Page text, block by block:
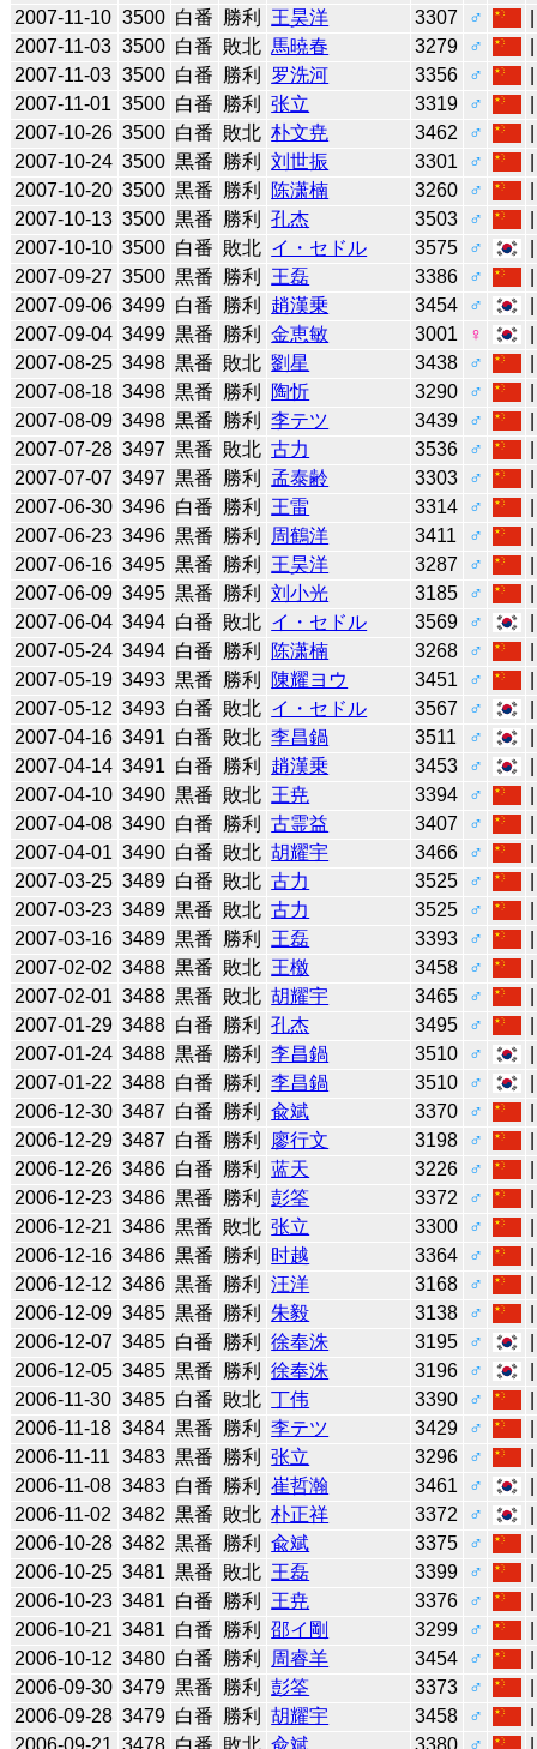
2007-11-10 3500 白番 勝利 王昊洋 3307 ♂
2007-11-03 3500 白番 敗北 馬暁春 3279 ♂
2007-11-03 3500 白番 勝利 罗洗河 3356 ♂
2007-11-01 3500 白番 勝利 张立 3319 ♂
2007-10-26 3500 白番 敗北 朴文尭 3462 ♂
2007-10-24 3500 黒番 勝利 刘世振 3301 ♂
2007-10-20 3500 黒番 勝利 陈潇楠 3260 ♂
2007-10-13 3500 黒番 勝利 孔杰 3503 ♂
2007-10-10 3500 白番 敗北 イ・セドル 3575 ♂
2007-09-27 3500 黒番 勝利 王磊 3386 ♂
2007-09-06 3499 白番 勝利 趙漢乗 3454 ♂
2007-09-04 3499 黒番 勝利 金恵敏 3001 ♀
2007-08-25 3498 黒番 敗北 劉星 3438 ♂
2007-08-18 3498 黒番 勝利 陶忻 3290 ♂
2007-08-09 3498 黒番 勝利 李テツ 3439 ♂
2007-07-28 3497 黒番 敗北 古力 3536 ♂
2007-07-07 3497 黒番 勝利 孟泰齢 3303 ♂
2007-06-30 3496 白番 勝利 王雷 3314 ♂
2007-06-23 3496 黒番 勝利 周鶴洋 3411 ♂
2007-06-16 3495 黒番 勝利 王昊洋 3287 ♂
2007-06-09 3495 黒番 勝利 刘小光 3185 ♂
2007-06-04 3494 白番 敗北 イ・セドル 3569 ♂
2007-05-24 3494 白番 勝利 陈潇楠 3268 ♂
2007-05-19 3493 黒番 勝利 陳耀ヨウ 3451 ♂
2007-05-12 3493 白番 敗北 イ・セドル 3567 ♂
2007-04-16 3491 白番 敗北 李昌鍋 3511 ♂
2007-04-14 3491 白番 勝利 趙漢乗 3453 ♂
2007-04-10 3490 黒番 敗北 王尭 3394 ♂
2007-04-08 3490 白番 勝利 古霊益 3407 ♂
2007-04-01 3490 白番 敗北 胡耀宇 3466 ♂
2007-03-25 3489 白番 敗北 古力 3525 ♂
2007-03-23 3489 黒番 敗北 古力 3525 ♂
2007-03-16 3489 黒番 勝利 王磊 3393 ♂
2007-02-02 3488 黒番 敗北 王檄 3458 ♂
2007-02-01 3488 黒番 敗北 胡耀宇 3465 ♂
2007-01-29 3488 白番 勝利 孔杰 3495 ♂
2007-01-24 3488 黒番 勝利 李昌鍋 3510 ♂
2007-01-22 3488 白番 勝利 李昌鍋 3510 ♂
2006-12-30 3487 白番 勝利 兪斌 3370 ♂
2006-12-29 3487 白番 勝利 廖行文 3198 ♂
2006-12-26 3486 白番 勝利 蓝天 3226 ♂
2006-12-23 3486 黒番 勝利 彭筌 3372 ♂
2006-12-21 3486 黒番 敗北 张立 3300 ♂
2006-12-16 3486 黒番 勝利 时越 3364 ♂
2006-12-12 3486 黒番 勝利 汪洋 3168 ♂
2006-12-09 3485 黒番 勝利 朱毅 3138 ♂
2006-12-07 3485 白番 勝利 徐奉洙 3195 ♂
2006-12-05 3485 黒番 勝利 徐奉洙 3196 ♂
2006-11-30 3485 白番 敗北 丁伟 3390 ♂
2006-11-18 3484 黒番 勝利 李テツ 3429 ♂
2006-11-11
3483 黒番 勝利 张立 3296 ♂
2006-11-08 3483 白番 勝利 崔哲瀚 3461 ♂
2006-11-02 3482 黒番 敗北 朴正祥 3372 ♂
2006-10-28 3482 黒番 勝利 兪斌 3375 ♂
2006-10-25 3481 黒番 敗北 王磊 3399 ♂
2006-10-23 3481 白番 勝利 王尭 3376 ♂
2006-10-21 3481 白番 勝利 邵イ剛 3299 ♂
2006-10-12 3480 白番 勝利 周睿羊 3454 ♂
2006-09-30 3479 黒番 勝利 彭筌 3373 ♂
2006-09-28 3479 白番 勝利 胡耀宇 3458 ♂
2006-09-21 3478 白番 敗北 兪斌 3380 ♂